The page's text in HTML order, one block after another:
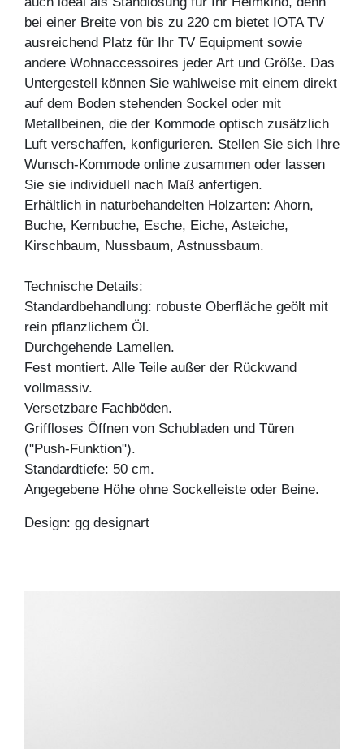
bei einer Breite von bis zu 220 cm bietet IOTA TV
ausreichend Platz für Ihr TV Equipment sowie
andere Wohnaccessoires jeder Art und Größe. Das
Untergestell können Sie wahlweise mit einem direkt
auf dem Boden stehenden Sockel oder mit
Metallbeinen, die der Kommode optisch zusätzlich
Luft verschaffen, konfigurieren. Stellen Sie sich Ihre
Wunsch-Kommode online zusammen oder lassen
Sie sie individuell nach Maß anfertigen.
Erhältlich in naturbehandelten Holzarten: Ahorn,
Buche, Kernbuche, Esche, Eiche, Asteiche,
Kirschbaum, Nussbaum, Astnussbaum.
Technische Details:
Standardbehandlung: robuste Oberfläche geölt mit
rein pflanzlichem Öl.
Durchgehende Lamellen.
Fest montiert. Alle Teile außer der Rückwand
vollmassiv.
Versetzbare Fachböden.
Griffloses Öffnen von Schubladen und Türen
("Push-Funktion").
Standardtiefe: 50 cm.
Angegebene Höhe ohne Sockelleiste oder Beine.
Design: gg designart